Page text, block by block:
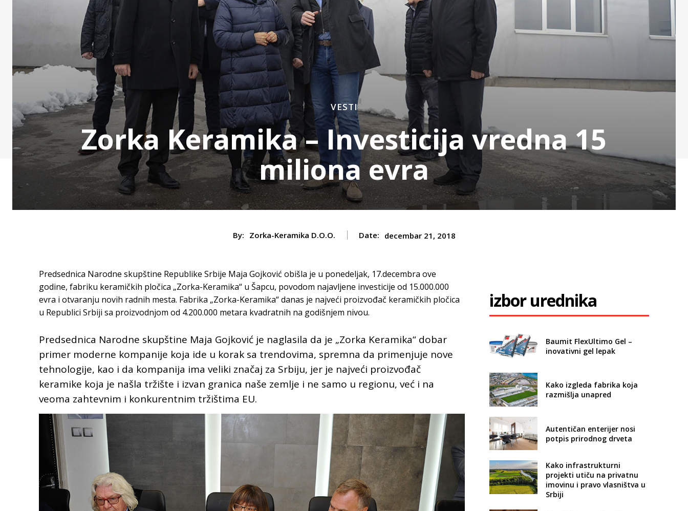
VESTI
Zorka Keramika – Investicija vredna 15
miliona evra
By: Zorka-Keramika D.o.o. Date: decembar 21, 2018
Predsednica Narodne skupštine Republike Srbije Maja Gojković obišla je u ponedeljak, 17.decembra ove
godine, fabriku keramičkih pločica „Zorka-Keramika“ u Šapcu, povodom najavljene investicije od 15.000.000
evra i otvaranju novih radnih mesta. Fabrika „Zorka-Keramika“ danas je najveći proizvođač keramičkih pločica
u Republici Srbiji sa proizvodnjom od 4.200.000 metara kvadratnih na godišnjem nivou.
Predsednica Narodne skupštine Maja Gojković je naglasila da je „Zorka Keramika“ dobar
primer moderne kompanije koja ide u korak sa trendovima, spremna da primenjuje nove
tehnologije, kao i da kompanija ima veliki značaj za Srbiju, jer je najveći proizvođač
keramike koja je našla tržište i izvan granica naše zemlje i ne samo u regionu, već i na
veoma zahtevnim i konkurentnim tržištima EU.
izbor urednika
Baumit FlexUltimo Gel –
inovativni gel lepak
Kako izgleda fabrika koja
razmišlja unapred
Autentičan enterijer nosi
potpis prirodnog drveta
Kako infrastrukturni
projekti utiču na privatnu
imovinu i pravo vlasništva u
Srbiji